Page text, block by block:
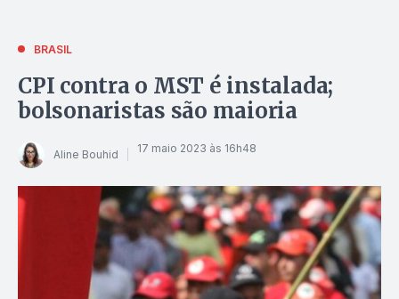
BRASIL
CPI contra o MST é instalada;
bolsonaristas são maioria
Aline Bouhid 17 maio 2023 às 16h48